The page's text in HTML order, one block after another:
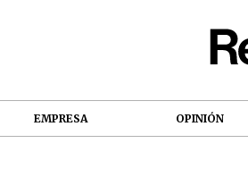
EMPRESA OPINIÓN